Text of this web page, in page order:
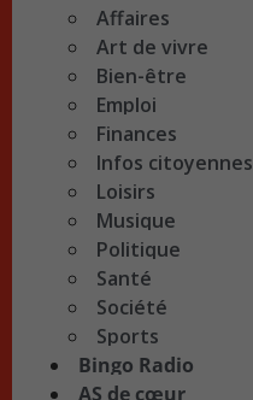
Affaires
Art de vivre
Bien-être
Emploi
Finances
Infos citoyennes
Loisirs
Musique
Politique
Santé
Société
Sports
Bingo Radio
AS de cœur